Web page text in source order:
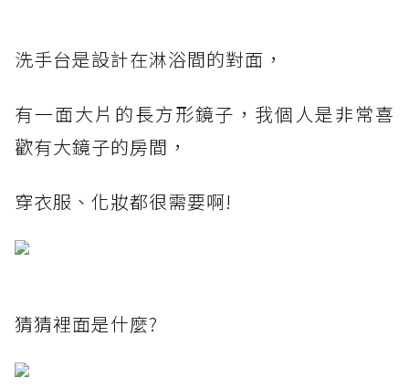
洗手台是設計在淋浴間的對面，
有一面大片的長方形鏡子，我個人是非常喜
歡有大鏡子的房間，
穿衣服、化妝都很需要啊!
猜猜裡面是什麼?